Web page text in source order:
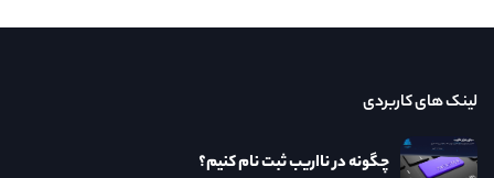
لینک های کاربردی
چگونه در نااریب ثبت نام کنیم؟